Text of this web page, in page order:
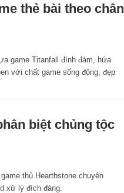
thẻ bài theo chân
game Titanfall đình đám, hứa
với chất game sống động, đẹp
biệt chủng tộc
thủ Hearthstone chuyên
xử lý đích đáng.